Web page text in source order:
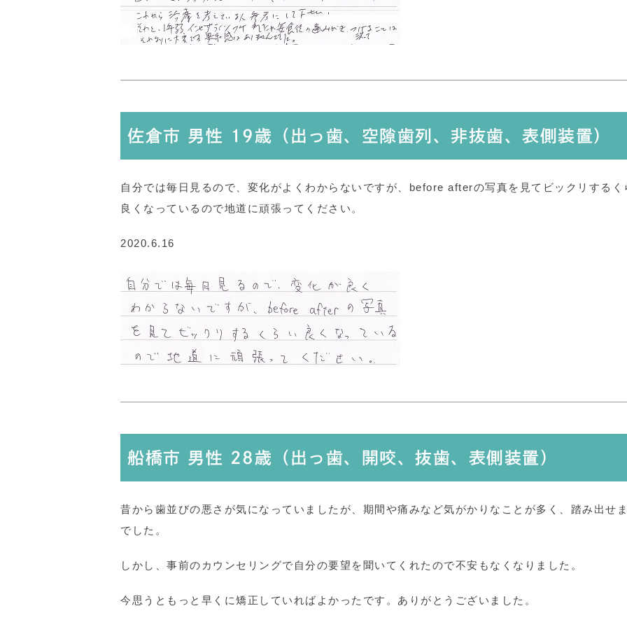
佐倉市 男性 19歳（出っ歯、空隙歯列、非抜歯、表側装置）
自分では毎日見るので、変化がよくわからないですが、before afterの写真を見てビックリするく
良くなっているので地道に頑張ってください。
2020.6.16
船橋市 男性 28歳（出っ歯、開咬、抜歯、表側装置）
昔から歯並びの悪さが気になっていましたが、期間や痛みなど気がかりなことが多く、踏み出せ
でした。
しかし、事前のカウンセリングで自分の要望を聞いてくれたので不安もなくなりました。
今思うともっと早くに矯正していればよかったです。ありがとうございました。